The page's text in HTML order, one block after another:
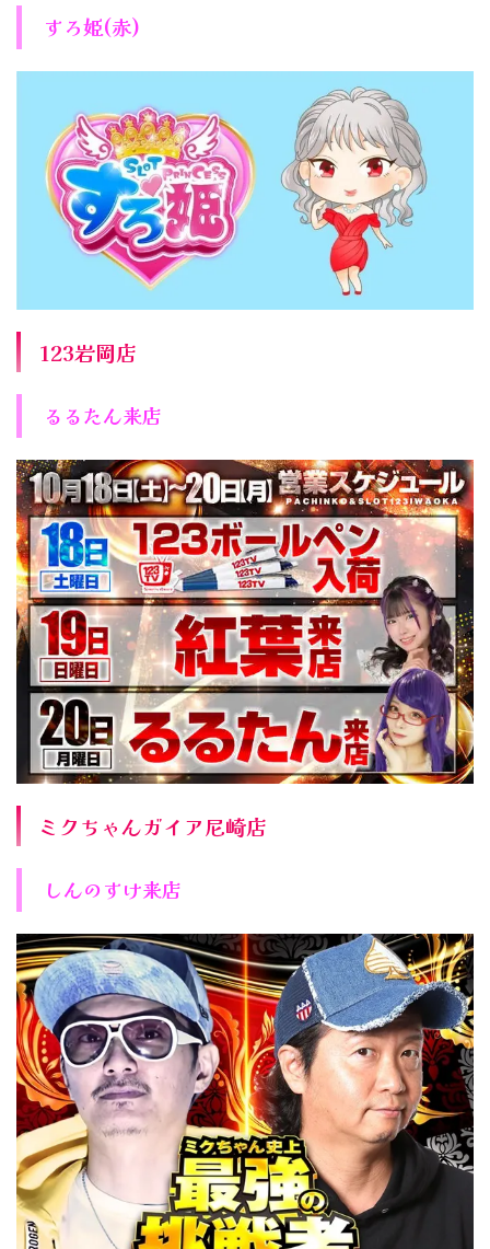
すろ姫(赤)
123岩岡店
るるたん来店
ミクちゃんガイア尼崎店
しんのすけ来店